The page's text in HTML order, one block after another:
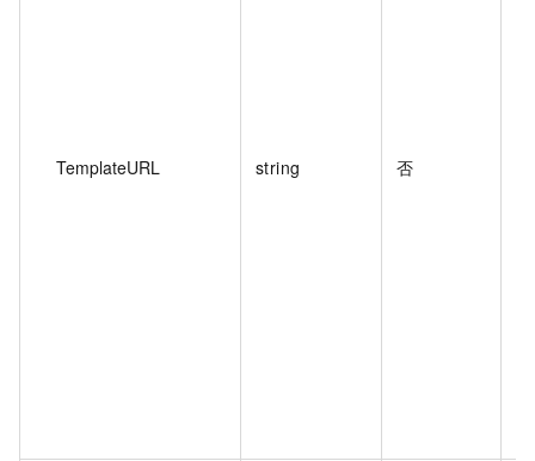
TemplateURL string 否